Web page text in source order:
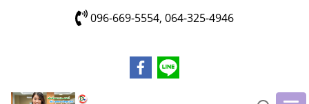
096-669-5554, 064-325-4946